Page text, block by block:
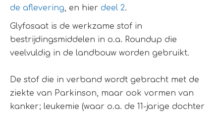
de aflevering, en hier deel 2.
Glyfosaat is de werkzame stof in
bestrijdingsmiddelen in o.a. Roundup die
veelvuldig in de landbouw worden gebruikt.
De stof die in verband wordt gebracht met de
ziekte van Parkinson, maar ook vormen van
kanker; leukemie (waar o.a. de 11-jarige dochter